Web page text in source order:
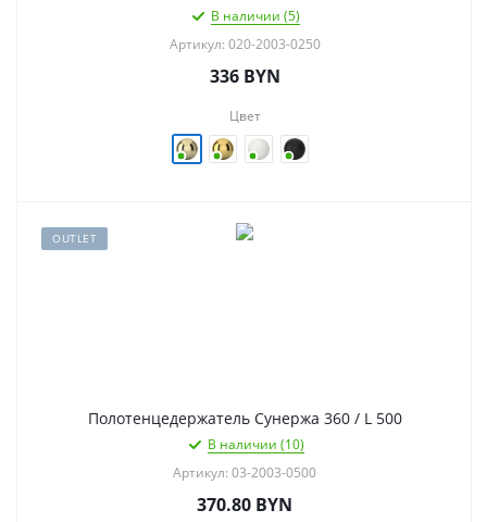
В наличии (5)
Артикул: 020-2003-0250
336BYN
Цвет
OUTLET
Полотенцедержатель Сунержа 360 / L 500
В наличии (10)
Артикул: 03-2003-0500
370.80 BYN